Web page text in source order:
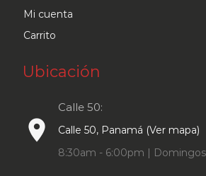
Mi cuenta
Carrito
Ubicación
place
Calle 50:
Calle 50, Panamá (Ver mapa)
8:30am - 6:00pm |